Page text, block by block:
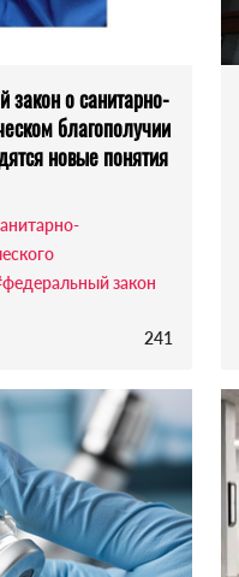
о санитарно-
благополучии
новые понятия
закон
241